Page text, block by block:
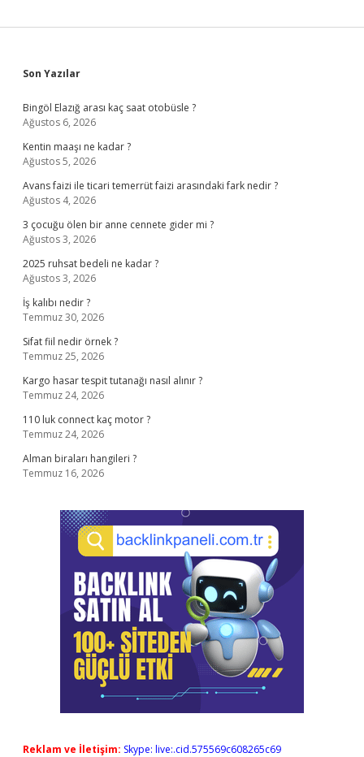
Sidebar
Son Yazılar
Bingöl Elazığ arası kaç saat otobüsle ?
Ağustos 6, 2026
Kentin maaşı ne kadar ?
Ağustos 5, 2026
Avans faizi ile ticari temerrüt faizi arasındaki fark nedir ?
Ağustos 4, 2026
3 çocuğu ölen bir anne cennete gider mi ?
Ağustos 3, 2026
2025 ruhsat bedeli ne kadar ?
Ağustos 3, 2026
İş kalıbı nedir ?
Temmuz 30, 2026
Sifat fiil nedir örnek ?
Temmuz 25, 2026
Kargo hasar tespit tutanağı nasıl alınır ?
Temmuz 24, 2026
110 luk connect kaç motor ?
Temmuz 24, 2026
Alman biraları hangileri ?
Temmuz 16, 2026
Reklam ve İletişim: Skype: live:.cid.575569c608265c69